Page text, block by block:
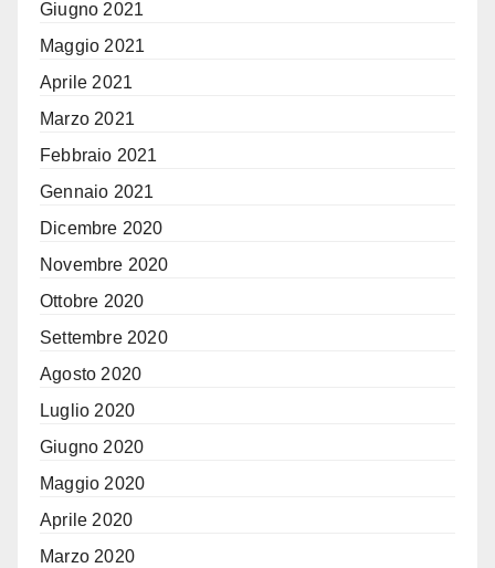
Giugno 2021
Maggio 2021
Aprile 2021
Marzo 2021
Febbraio 2021
Gennaio 2021
Dicembre 2020
Novembre 2020
Ottobre 2020
Settembre 2020
Agosto 2020
Luglio 2020
Giugno 2020
Maggio 2020
Aprile 2020
Marzo 2020